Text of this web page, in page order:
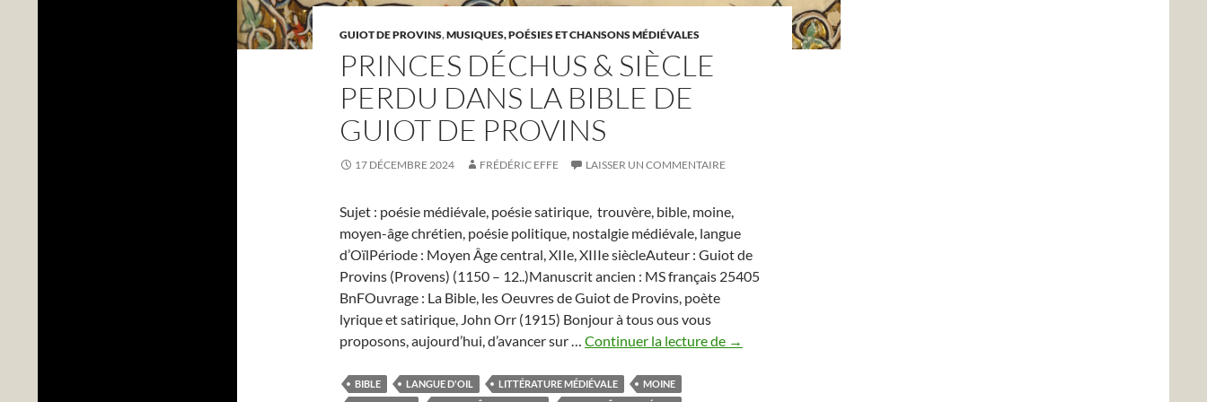
GUIOT DE PROVINS,MUSIQUES, POÉSIES ET CHANSONS MÉDIÉVALES
PRINCES DÉCHUS & SIÈCLE
PERDU DANS LA BIBLE DE
GUIOT DE PROVINS
17 DÉCEMBRE 2024 FRÉDÉRIC EFFE LAISSER UN COMMENTAIRE
Sujet : poésie médiévale, poésie satirique, trouvère, bible, moine,
moyen-âge chrétien, poésie politique, nostalgie médiévale, langue
d’OïlPériode : Moyen Âge central, XIIe, XIIIe siècleAuteur : Guiot de
Provins (Provens) (1150 – 12..)Manuscrit ancien : MS français 25405
BnFOuvrage : La Bible, les Oeuvres de Guiot de Provins, poète
lyrique et satirique, John Orr (1915) Bonjour à tous ous vous
proposons, aujourd’hui, d’avancer sur … Continuer la lecture de Princes
→
BIBLE LANGUE D'OIL LITTÉRATURE MÉDIÉVALE
MOINE